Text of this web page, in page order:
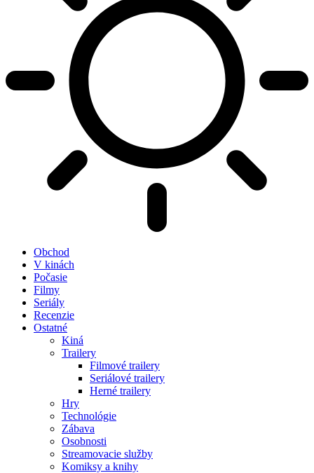
Obchod
V kinách
Počasie
Filmy
Seriály
Recenzie
Ostatné
Kiná
Trailery
Filmové trailery
Seriálové trailery
Herné trailery
Hry
Technológie
Zábava
Osobnosti
Streamovacie služby
Komiksy a knihy